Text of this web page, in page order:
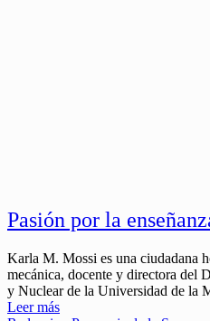
Pasión por la
Karla M. Mossi es una ciudadana
mecánica, docente y directora del
y Nuclear de la Universidad de la
Leer más